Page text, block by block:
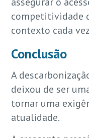
competitividade
contexto cada
Conclusão
A
deixou de ser
tornar uma
atualidade.